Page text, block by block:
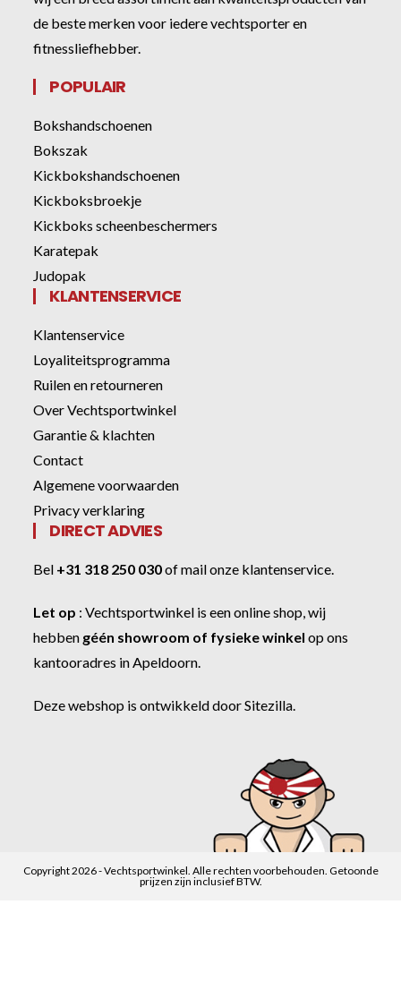
de beste merken voor iedere vechtsporter en
fitnessliefhebber.
POPULAIR
Bokshandschoenen
Bokszak
Kickbokshandschoenen
Kickboksbroekje
Kickboks scheenbeschermers
Karatepak
Judopak
KLANTENSERVICE
Klantenservice
Loyaliteitsprogramma
Ruilen en retourneren
Over Vechtsportwinkel
Garantie & klachten
Contact
Algemene voorwaarden
Privacy verklaring
DIRECT ADVIES
Bel +31 318 250 030ofmail onze klantenservice.
Let op :Vechtsportwinkel is een online shop, wij
hebben géén showroom of fysieke winkel op ons
kantooradres in Apeldoorn.
Deze webshop is ontwikkeld doorSitezilla.
Copyright 2026 - Vechtsportwinkel. Alle rechten voorbehouden. Getoonde
prijzen zijn inclusief BTW.